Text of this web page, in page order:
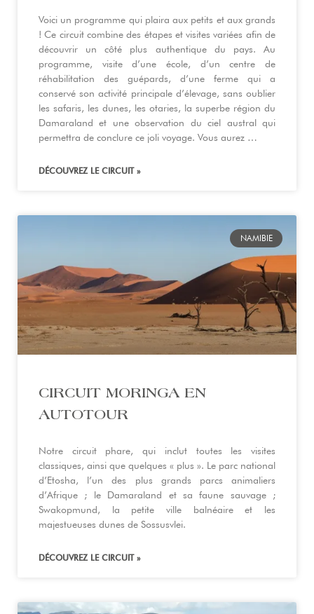
Voici un programme qui plaira aux petits et aux grands
! Ce circuit combine des étapes et visites variées afin de
découvrir un côté plus authentique du pays. Au
programme, visite d’une école, d’un centre de
réhabilitation des guépards, d’une ferme qui a
conservé son activité principale d’élevage, sans oublier
les safaris, les dunes, les otaries, la superbe région du
Damaraland et une observation du ciel austral qui
permettra de conclure ce joli voyage. Vous aurez …
DÉCOUVREZ LE CIRCUIT »
NAMIBIE
CIRCUIT MORINGA EN
AUTOTOUR
Notre circuit phare, qui inclut toutes les visites
classiques, ainsi que quelques « plus ». Le parc national
d’Etosha, l’un des plus grands parcs animaliers
d’Afrique ; le Damaraland et sa faune sauvage ;
Swakopmund, la petite ville balnéaire et les
majestueuses dunes de Sossusvlei.
DÉCOUVREZ LE CIRCUIT »